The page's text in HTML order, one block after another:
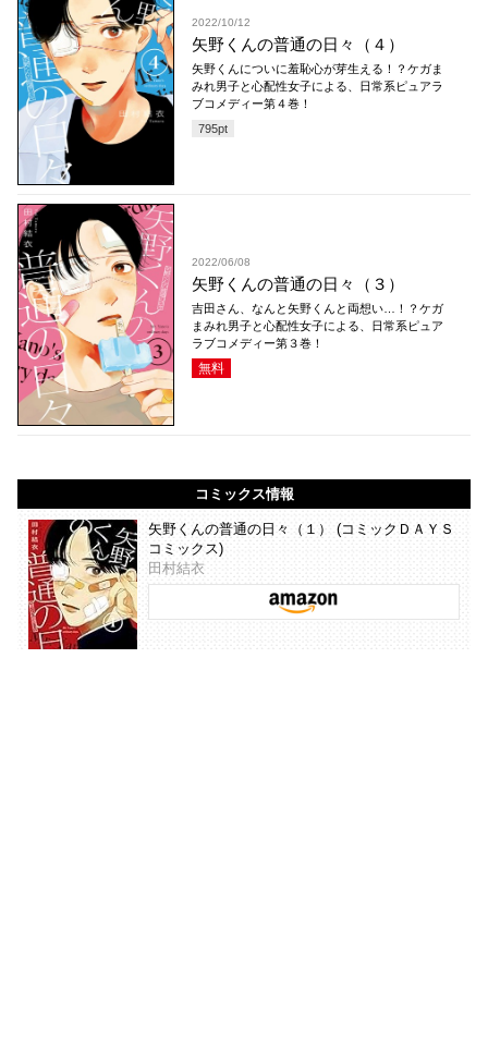
2022/10/12
矢野くんの普通の日々（４）
矢野くんについに羞恥心が芽生える！？ケガま
みれ男子と心配性女子による、日常系ピュアラ
ブコメディー第４巻！
795pt
2022/06/08
矢野くんの普通の日々（３）
吉田さん、なんと矢野くんと両想い…！？ケガ
まみれ男子と心配性女子による、日常系ピュア
ラブコメディー第３巻！
無料
コミックス情報
矢野くんの普通の日々（１） (コミックＤＡＹＳ
コミックス)
田村結衣